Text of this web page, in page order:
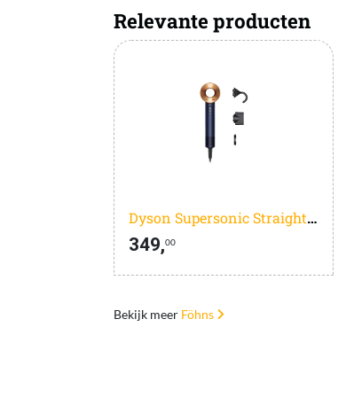
Relevante producten
Dyson Supersonic Straight + Wavy Prussian Blue
349,00
Bekijk meer Föhns